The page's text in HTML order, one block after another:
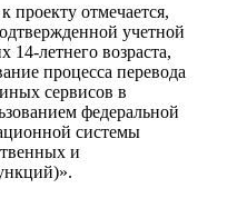
проекту отмечается,
учетной
14-летнего возраста,
процесса перевода
сервисов в
федеральной
системы
и